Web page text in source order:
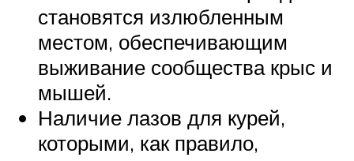
становятся излюбленным
местом, обеспечивающим
выживание сообщества крыс и
мышей.
Наличие лазов для курей,
которыми, как правило,